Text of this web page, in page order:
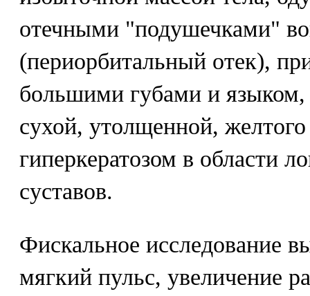
отечными "подушечками"
(периорбитальный отек),
большими губами и
сухой, утолщенной,
гиперкератозом в области
суставов.
Фискальное исследование
мягкий пульс, увеличение